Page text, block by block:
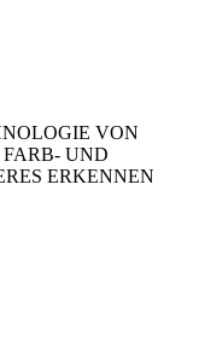
VON
UND
ERKENNEN